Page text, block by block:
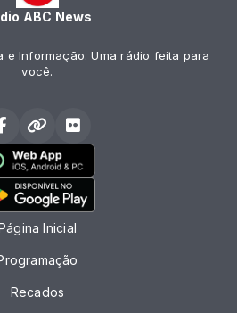
ABC News
e Informação. Uma rádio feita para
você.
Inicial
Recados